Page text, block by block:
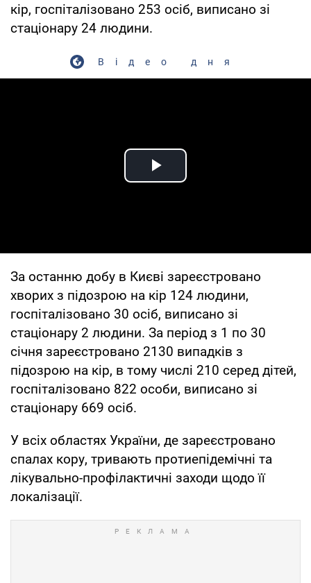
кір, госпіталізовано 253 осіб, виписано зі
стаціонару 24 людини.
Відео дня
Play Video
За останню добу в Києві зареєстровано
хворих з підозрою на кір 124 людини,
госпіталізовано 30 осіб, виписано зі
стаціонару 2 людини. За період з 1 по 30
січня зареєстровано 2130 випадків з
підозрою на кір, в тому числі 210 серед дітей,
госпіталізовано 822 особи, виписано зі
стаціонару 669 осіб.
У всіх областях України, де зареєстровано
спалах кору, тривають протиепідемічні та
лікувально-профілактичні заходи щодо її
локалізації.